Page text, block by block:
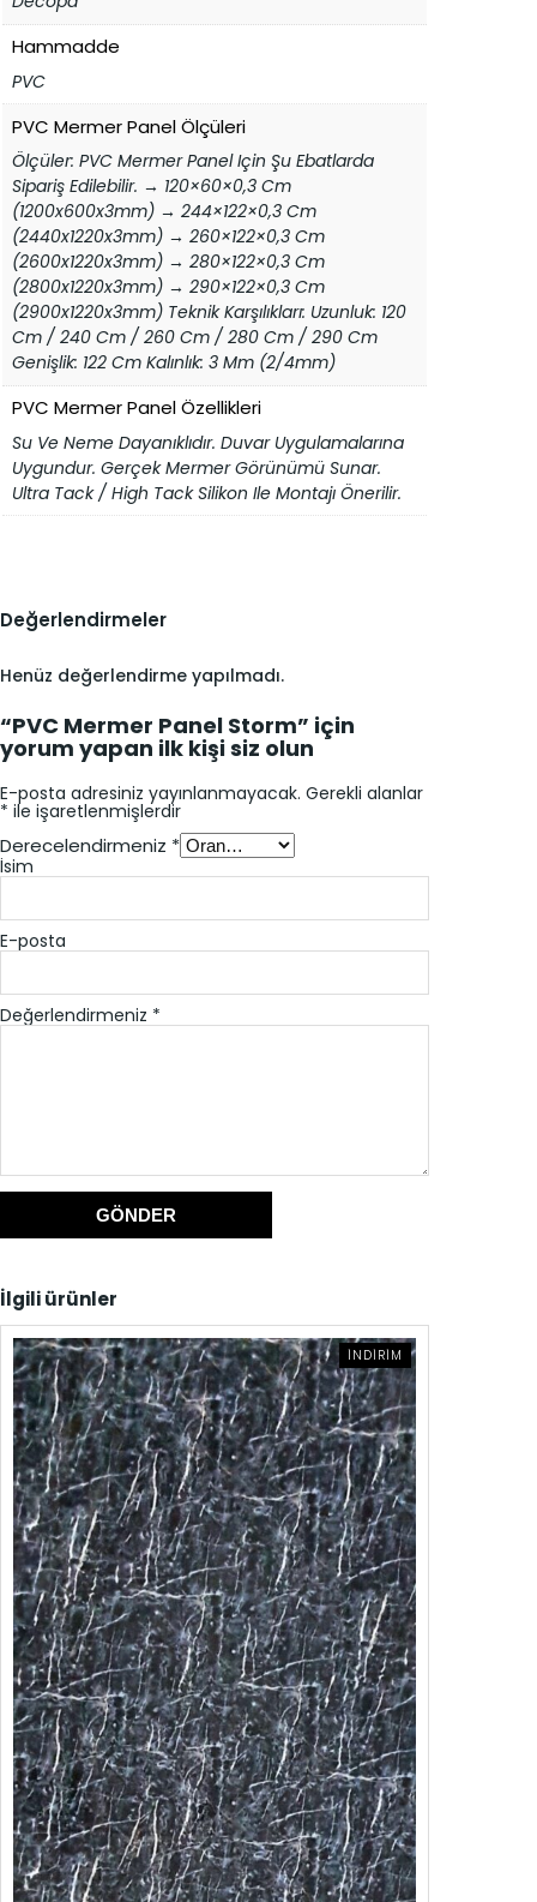
Hammadde
PVC
PVC Mermer Panel Ölçüleri
Ölçüler: PVC Mermer Panel Için Şu Ebatlarda
Sipariş Edilebilir. → 120×60×0,3 Cm
(1200x600x3mm) → 244×122×0,3 Cm
(2440x1220x3mm) → 260×122×0,3 Cm
(2600x1220x3mm) → 280×122×0,3 Cm
(2800x1220x3mm) → 290×122×0,3 Cm
(2900x1220x3mm) Teknik Karşılıkları: Uzunluk: 120
Cm / 240 Cm / 260 Cm / 280 Cm / 290 Cm
Genişlik: 122 Cm Kalınlık: 3 Mm (2/4mm)
PVC Mermer Panel Özellikleri
Su Ve Neme Dayanıklıdır. Duvar Uygulamalarına
Uygundur. Gerçek Mermer Görünümü Sunar.
Ultra Tack / High Tack Silikon Ile Montajı Önerilir.
Değerlendirmeler
Henüz değerlendirme yapılmadı.
“PVC Mermer Panel Storm” için
yorum yapan ilk kişi siz olun
E-posta adresiniz yayınlanmayacak. Gerekli alanlar
* ile işaretlenmişlerdir
Derecelendirmeniz *
Değerlendirmeniz *
İsim
E-posta
İlgili ürünler
İNDIRIM İNDIRIMDEKI
ÜRÜN